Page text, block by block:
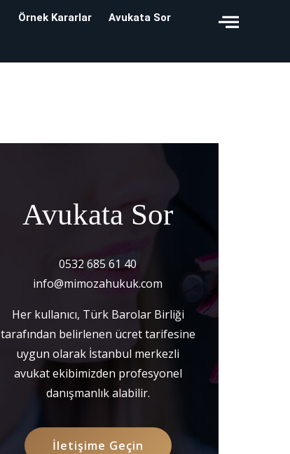
Örnek Kararlar
Avukata Sor
Avukata Sor
0532 685 61 40
info@mimozahukuk.com
Her kullanıcı, Türk Barolar Birliği
tarafından belirlenen ücret tarifesine
uygun olarak İstanbul merkezli
avukat ekibimizden profesyonel
danışmanlık alabilir.
İletişime Geçin